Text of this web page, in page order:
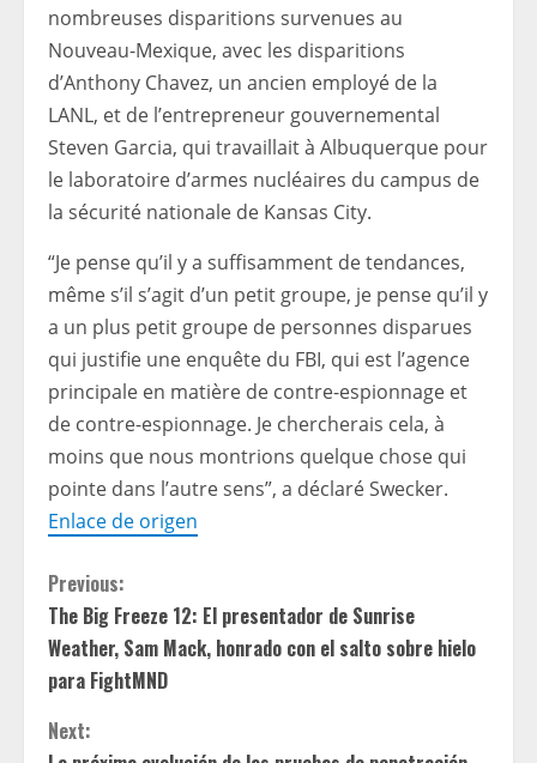
nombreuses disparitions survenues au
Nouveau-Mexique, avec les disparitions
d’Anthony Chavez, un ancien employé de la
LANL, et de l’entrepreneur gouvernemental
Steven Garcia, qui travaillait à Albuquerque pour
le laboratoire d’armes nucléaires du campus de
la sécurité nationale de Kansas City.
“Je pense qu’il y a suffisamment de tendances,
même s’il s’agit d’un petit groupe, je pense qu’il y
a un plus petit groupe de personnes disparues
qui justifie une enquête du FBI, qui est l’agence
principale en matière de contre-espionnage et
de contre-espionnage. Je chercherais cela, à
moins que nous montrions quelque chose qui
pointe dans l’autre sens”, a déclaré Swecker.
Enlace de origen
C
o
n
t
Previous:
The Big Freeze 12: El presentador de Sunrise
Weather, Sam Mack, honrado con el salto sobre hielo
para FightMND
Next: